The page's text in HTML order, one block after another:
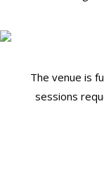
The venue is
sessions